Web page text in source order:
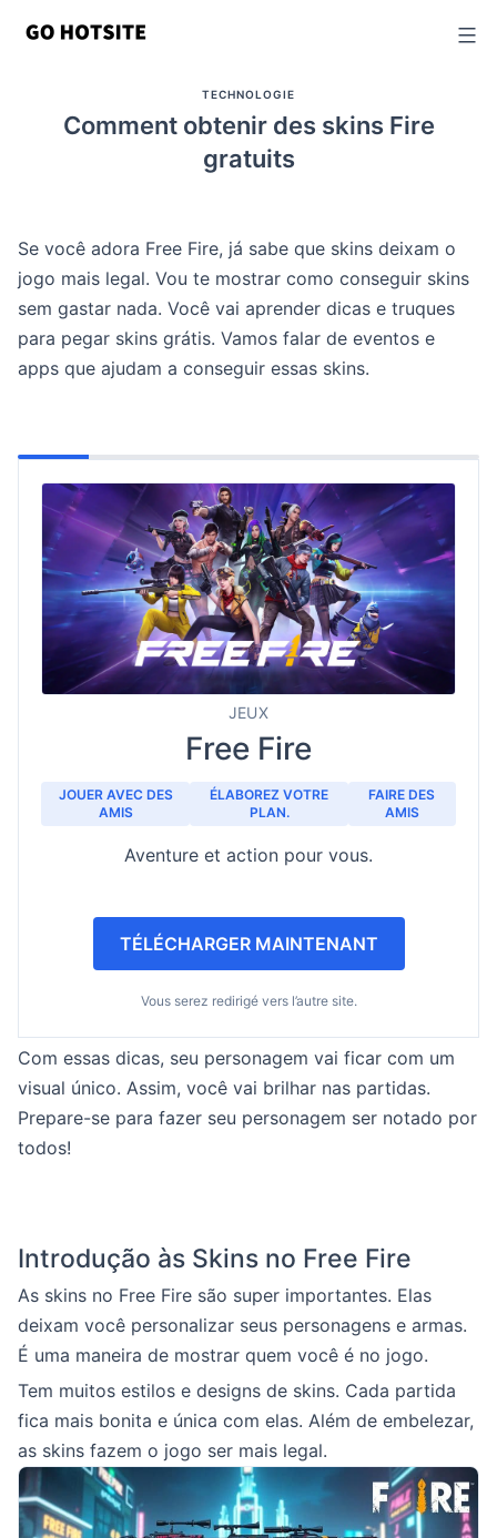
TECHNOLOGIE
Comment obtenir des skins Fire
gratuits
Se você adora Free Fire, já sabe que skins deixam o
jogo mais legal. Vou te mostrar como conseguir skins
sem gastar nada. Você vai aprender dicas e truques
para pegar skins grátis. Vamos falar de eventos e
apps que ajudam a conseguir essas skins.
JEUX
Free Fire
JOUER AVEC DES
AMIS
ÉLABOREZ VOTRE
PLAN.
FAIRE DES
AMIS
Aventure et action pour vous.
TÉLÉCHARGER MAINTENANT
Vous serez redirigé vers l’autre site.
Com essas dicas, seu personagem vai ficar com um
visual único. Assim, você vai brilhar nas partidas.
Prepare-se para fazer seu personagem ser notado por
todos!
Introdução às Skins no Free Fire
As skins no Free Fire são super importantes. Elas
deixam você personalizar seus personagens e armas.
É uma maneira de mostrar quem você é no jogo.
Tem muitos estilos e designs de skins. Cada partida
fica mais bonita e única com elas. Além de embelezar,
as skins fazem o jogo ser mais legal.